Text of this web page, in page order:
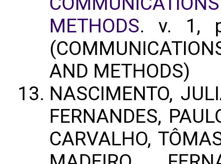
METHODS. v. 1,
AND METHODS)
NASCIMENTO,
FERNANDES,
CARVALHO,